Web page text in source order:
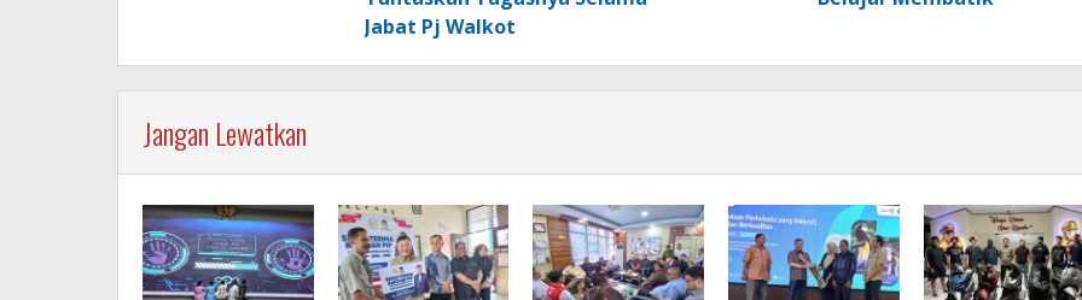
Jabat Pj Walkot
Jangan Lewatkan